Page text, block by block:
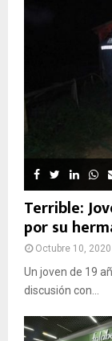
Terrible:
por su
Octubre 10, 2020
Un joven de 19
discusión con...